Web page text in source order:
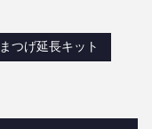
まつげ延長キット